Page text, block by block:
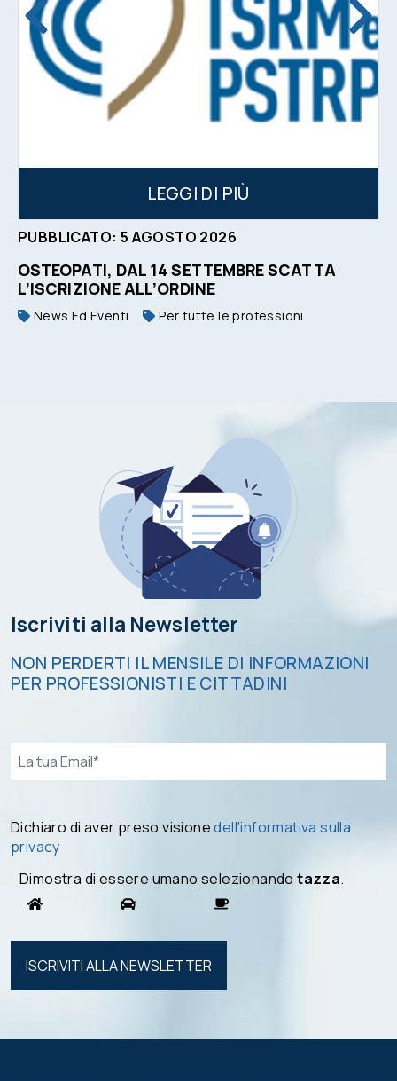
LEGGI DI PIÙ
PUBBLICATO: 5 AGOSTO 2026
OSTEOPATI, DAL 14 SETTEMBRE SCATTA
L’ISCRIZIONE ALL’ORDINE
News Ed Eventi Per tutte le professioni
Iscriviti alla Newsletter
NON PERDERTI IL MENSILE DI INFORMAZIONI
PER PROFESSIONISTI E CITTADINI
Email*
Dichiaro di aver preso visionedell'informativa sulla
privacy
Dimostra di essere umano selezionando tazza.
Si prega di
lasciare